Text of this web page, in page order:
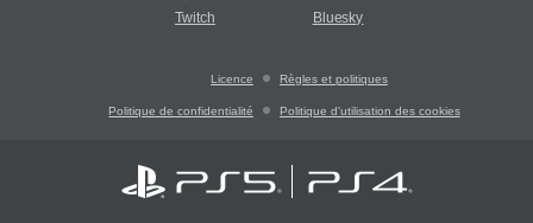
Twitch Bluesky
Licence Règles et politiques
Politique de confidentialité Politique d'utilisation des cookies